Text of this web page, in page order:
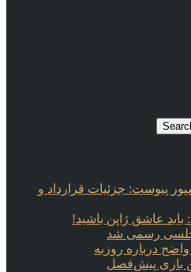
پیوست: جزئیات قرارداد و
عاشق ژاپن باشید!
چلسی رسمی شد
درباره روزبه
بازی پیش‌فصل